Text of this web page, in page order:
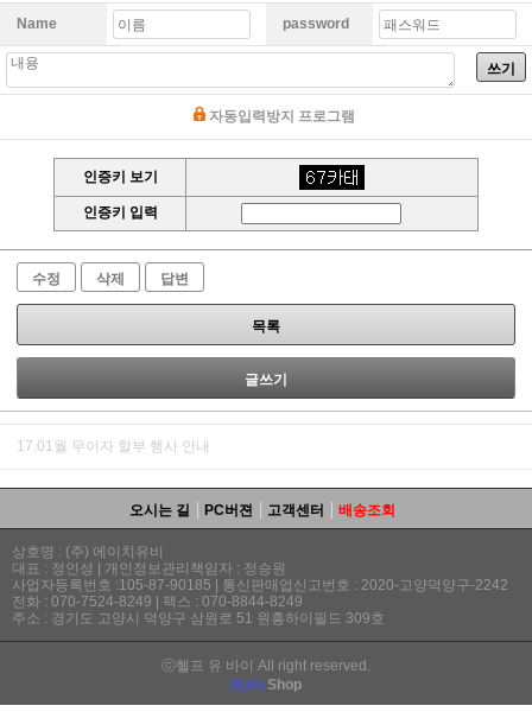
Name password
쓰기
자동입력방지 프로그램
인증키 보기
인증키 입력
수정 삭제 답변
목록
글쓰기
17.01월 무이자 할부 행사 안내
오시는 길 PC버젼 고객센터 배송조회
상호명 : (주) 에이치유비
대표 : 정인성 | 개인정보관리책임자 : 정승원
사업자등록번호 :105-87-90185 | 통신판매업신고번호 : 2020-고양덕양구-2242
전화 : 070-7524-8249 | 팩스 : 070-8844-8249
주소 : 경기도 고양시 덕양구 삼원로 51 원흥하이필드 309호
ⓒ헬프 유 바이 All right reserved.
MakeShop